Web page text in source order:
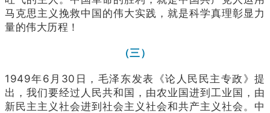
马克思主义挽救中国的伟大实践，就是科学真理彰显力
量的伟大历程！
（三）
1949年6月30日，毛泽东发表《论人民民主专政》提
出，我们要经过人民共和国，由农业国进到工业国，由
新民主主义社会进到社会主义社会和共产主义社会。中